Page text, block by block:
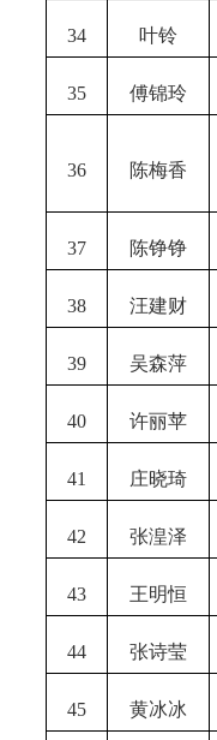
34 叶铃
35 傅锦玲
36 陈梅香
37 陈铮铮
38 汪建财
39 吴森萍
40 许丽苹
41 庄晓琦
42 张湟泽
43 王明恒
44 张诗莹
45 黄冰冰